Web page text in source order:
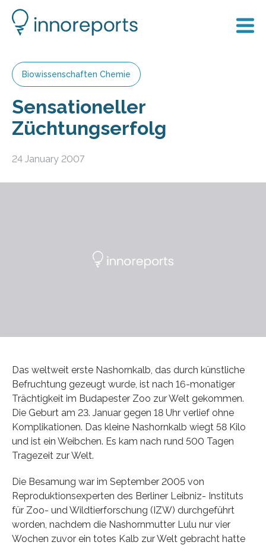
Biowissenschaften Chemie
Sensationeller
Züchtungserfolg
24 January 2007
Das weltweit erste Nashornkalb, das durch künstliche
Befruchtung gezeugt wurde, ist nach 16-monatiger
Trächtigkeit im Budapester Zoo zur Welt gekommen.
Die Geburt am 23. Januar gegen 18 Uhr verlief ohne
Komplikationen. Das kleine Nashornkalb wiegt 58 Kilo
und ist ein Weibchen. Es kam nach rund 500 Tagen
Tragezeit zur Welt.
Die Besamung war im September 2005 von
Reproduktionsexperten des Berliner Leibniz- Instituts
für Zoo- und Wildtierforschung (IZW) durchgeführt
worden, nachdem die Nashornmutter Lulu nur vier
Wochen zuvor ein totes Kalb zur Welt gebracht hatte